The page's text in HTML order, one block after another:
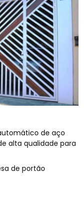
de aço
alta qualidade para
de portão